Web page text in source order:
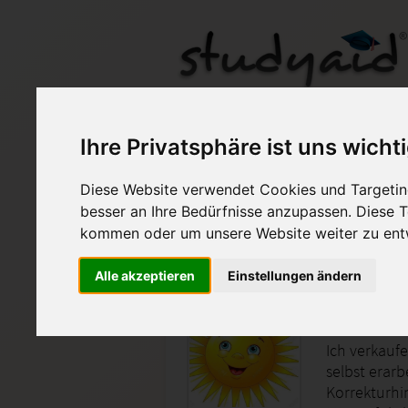
Ihre Privatsphäre ist uns
Diese Website verwendet Cookies und
besser an Ihre Bedürfnisse anzupassen. Diese
kommen oder um unsere Website weiter zu
Alle akzeptieren Einstellungen ändern
STEU 29-XX1-A28 ESA
Auf StudyAid.de
Ich
selbst